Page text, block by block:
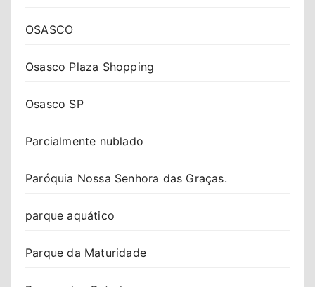
OSASCO
Osasco Plaza Shopping
Osasco SP
Parcialmente nublado
Paróquia Nossa Senhora das Graças.
parque aquático
Parque da Maturidade